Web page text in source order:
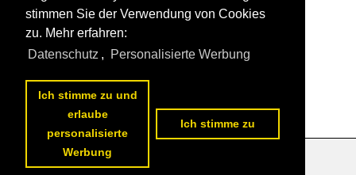
Datenschutzerklärung
stimmen Sie der Verwendung von Cookies
zu. Mehr erfahren:
Datenschutz , Personalisierte Werbung
Ich stimme zu und
erlaube
personalisierte
Werbung
Ich stimme zu